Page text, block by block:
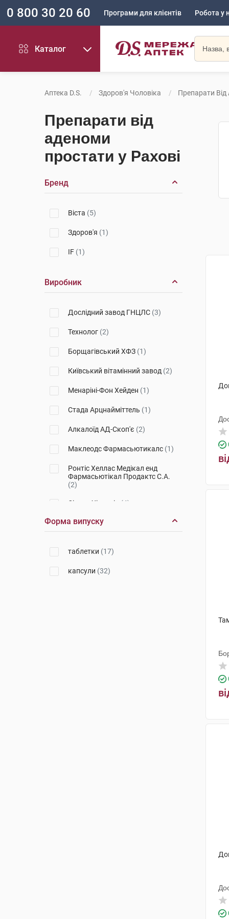
0 800 30 20 60 Програми для клієнтів Робота у
Каталог
Аптека D.S. Здоров'я Чоловіка Препарати
Препарати від
аденоми
простати у Рахові
Бренд
Віста (5)
Здоров'я (1)
IF (1)
Виробник
Дослідний завод ГНЦЛС (3)
Технолог (2)
Борщагівський ХФЗ (1)
Київський вітамінний завод (2)
Менаріні-Фон Хейден (1)
Стада Арцнайміттель (1)
Алкалоїд АД-Скоп'є (2)
Маклеодс Фармасьютикалс (1)
Ронтіс Хеллас Медікал енд
Фармасьютікал Продактс С.А.
(2)
Сінтон Хіспанія (4)
Астеллас Фарма Юроп
Форма випуску
таблетки (17)
капсули (32)